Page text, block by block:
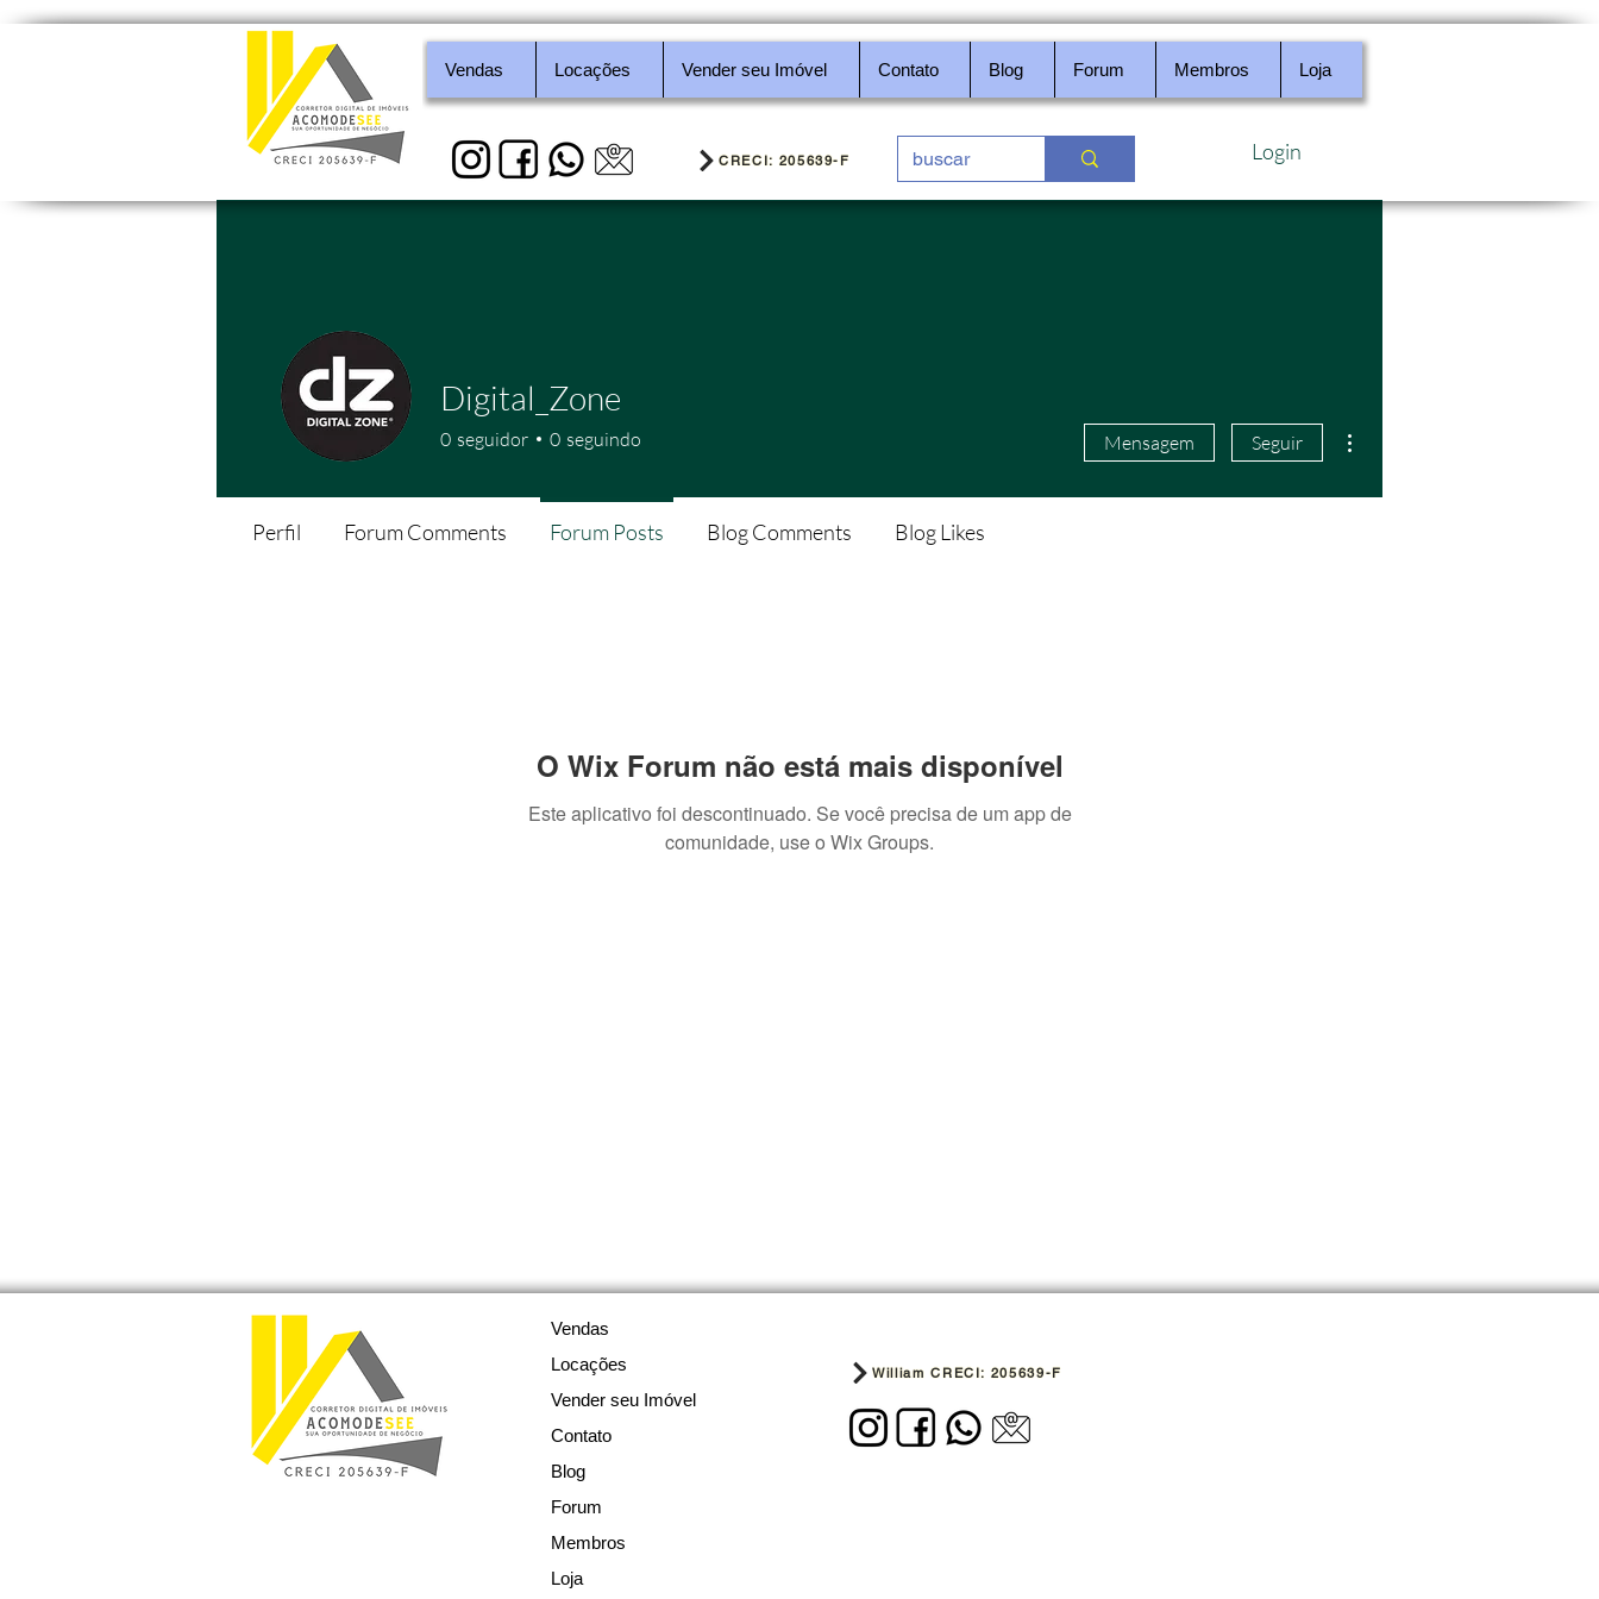
Vendas Locações Vender seu Imóvel Contato Blog Forum Membros Loja
CRECI: 205639-F Login
O Wix Forum não está mais disponível
Este aplicativo foi descontinuado. Se você precisa de um app de
comunidade, use o Wix Groups.
Digital_Zone
0 seguidor 0 seguindo Mensagem Seguir
Perfil Forum Comments Forum Posts Blog Comments Blog Likes
Vendas
Locações
Vender seu Imóvel
Contato
Blog
Forum
Membros
Loja
William CRECI: 205639-F